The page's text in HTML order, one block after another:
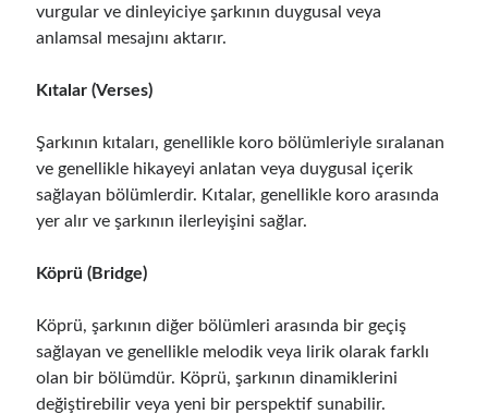
vurgular ve dinleyiciye şarkının duygusal veya
anlamsal mesajını aktarır.
Kıtalar (Verses)
Şarkının kıtaları, genellikle koro bölümleriyle sıralanan
ve genellikle hikayeyi anlatan veya duygusal içerik
sağlayan bölümlerdir. Kıtalar, genellikle koro arasında
yer alır ve şarkının ilerleyişini sağlar.
Köprü (Bridge)
Köprü, şarkının diğer bölümleri arasında bir geçiş
sağlayan ve genellikle melodik veya lirik olarak farklı
olan bir bölümdür. Köprü, şarkının dinamiklerini
değiştirebilir veya yeni bir perspektif sunabilir.